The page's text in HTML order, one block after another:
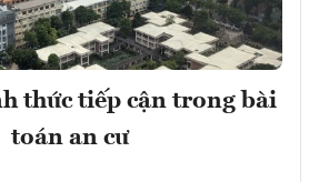
thức tiếp cận trong bài
toán an cư